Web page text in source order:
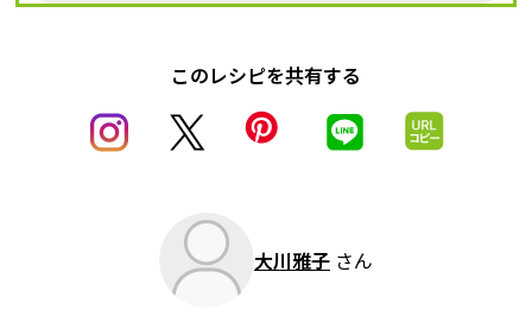
このレシピを共有する
大川雅子 さん